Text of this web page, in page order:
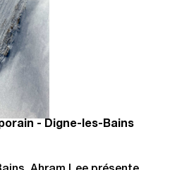
- Digne-les-Bains